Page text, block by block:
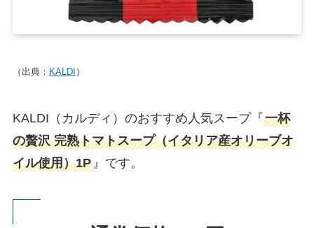
（出典： KALDI ）
KALDI（カルディ）のおすすめ人気スープ『一杯
の贅沢 完熟トマトスープ（イタリア産オリーブオ
イル使用）1P』です。